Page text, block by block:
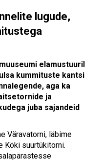
lugude,
elamustuuril
kummituste kantsi
aga ka
ja
juba sajandeid
Väravatorni, läbime
Köki suurtükitorni.